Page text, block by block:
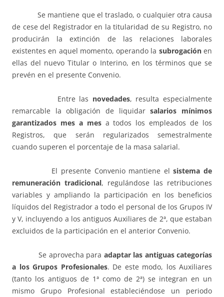
Se mantiene que el traslado, o cualquier otra causa
de cese del Registrador en la titularidad de su Registro, no
producirán la extinción de las relaciones laborales
existentes en aquel momento, operando la subrogaciónen
ellas del nuevo Titular o Interino, en los términos que se
prevén en el presente Convenio.
Entre las novedades, resulta especialmente
remarcable la obligación de liquidarsalarios mínimos
garantizados mes a mesa todos los empleados de los
Registros, que serán regularizados semestralmente
cuando superen el porcentaje de la masa salarial.
El presente Convenio mantiene elsistema de
remuneración tradicional, regulándose las retribuciones
variables y ampliando la participación en los beneficios
líquidos del Registrador a todo el personal de los Grupos IV
y V, incluyendo a los antiguos Auxiliares de 2ª, que estaban
excluidos de la participación en el anterior Convenio.
Se aprovecha para adaptar las antiguas categorías
a los Grupos Profesionales. De este modo, los Auxiliares
(tanto los antiguos de 1ª como de 2ª) se integran en un
mismo Grupo Profesional estableciéndose un periodo